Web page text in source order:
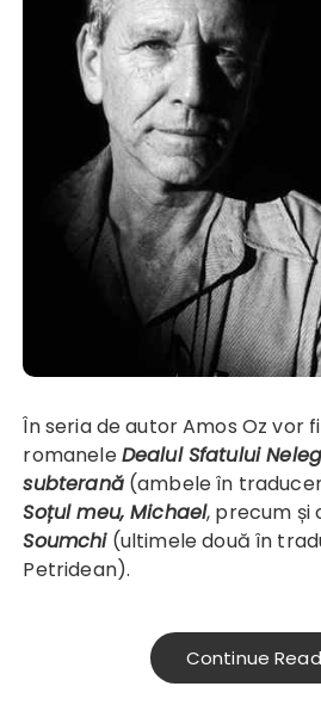
În seria de autor Amos Oz vor fi publicate în curând
romaneleDealul Sfatului
subterană(ambele în
Soțul meu, Michael, precum
Soumchi (ultimele două în
Petridean).
Continue